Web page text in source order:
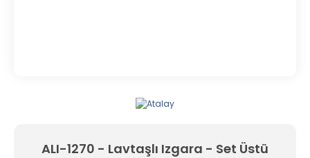
ALI-1270 - Lavtaşlı Izgara - Set Üstü